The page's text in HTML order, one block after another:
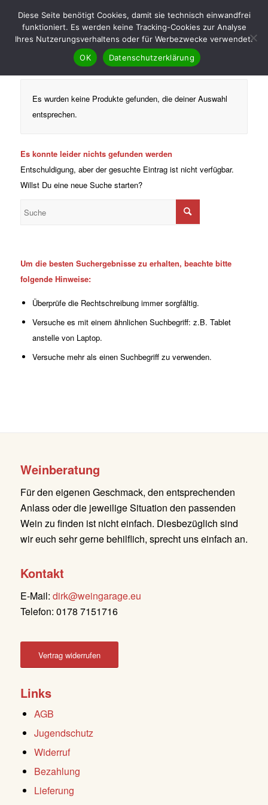
Es wurden keine Produkte gefunden, die deiner Auswahl
entsprechen.
Es konnte leider nichts gefunden werden
Entschuldigung, aber der gesuchte Eintrag ist nicht verfügbar.
Willst Du eine neue Suche starten?
Um die besten Suchergebnisse zu erhalten, beachte bitte
folgende Hinweise:
Überprüfe die Rechtschreibung immer sorgfältig.
Versuche es mit einem ähnlichen Suchbegriff: z.B. Tablet
anstelle von Laptop.
Versuche mehr als einen Suchbegriff zu verwenden.
Weinberatung
Für den eigenen Geschmack, den entsprechenden
Anlass oder die jeweilige Situation den passenden
Wein zu finden ist nicht einfach. Diesbezüglich sind
wir euch sehr gerne behilflich, sprecht uns einfach an.
Kontakt
E-Mail: dirk@weingarage.eu
Telefon: 0178 7151716
Vertrag widerrufen
Links
AGB
Jugendschutz
Widerruf
Bezahlung
Lieferung
Diese Seite benötigt Cookies, damit sie technisch einwandfrei
funktioniert. Es werden keine Tracking-Cookies zur Analyse
Ihres Nutzerungsverhaltens oder für Werbezwecke verwendet.
OK
Datenschutzerklärung